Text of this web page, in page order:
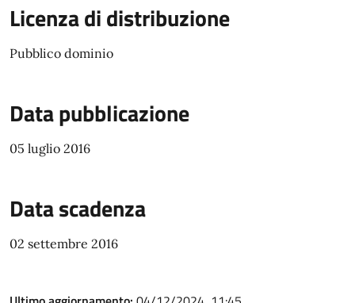
Licenza di distribuzione
Pubblico dominio
Data pubblicazione
05 luglio 2016
Data scadenza
02 settembre 2016